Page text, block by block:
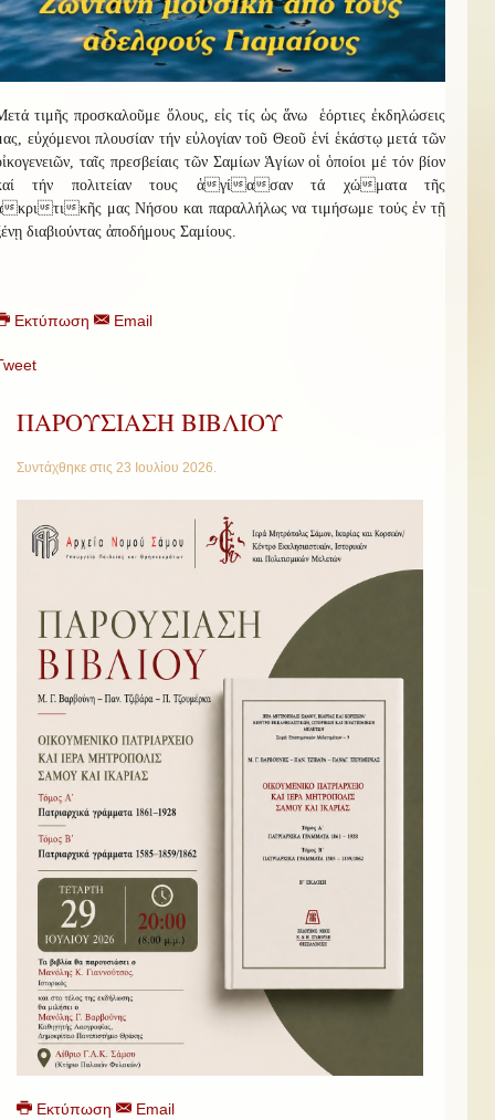
τιμῆς προσκαλοῦμε ὅλους, εἰς τίς ὡς ἅνω ἑόρτιες ἐκδηλώσεις
εὐχόμενοι πλουσίαν τήν εὐλογίαν τοῦ Θεοῦ ἑνί ἑκάστῳ μετά τῶν
ταῖς πρεσβείαις τῶν Σαμίων Ἁγίων οἱ ὁποίοι μέ τόν βίον
τήν πολιτείαν τους ἁγίασαν τά χώματα τῆς
κριτικῆς μας Νήσου και παραλλήλως να τιμήσωμε τούς ἐν τῇ
διαβιούντας ἀποδήμους Σαμίους.
Εκτύπωση Email
ΠΑΡΟΥΣΙΑΣΗ ΒΙΒΛΙΟΥ
Συντάχθηκε στις 23 Ιουλίου 2026.
Εκτύπωση Email